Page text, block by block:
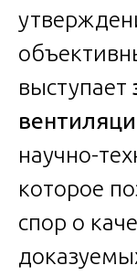
выступает
научно-
которое
спор о